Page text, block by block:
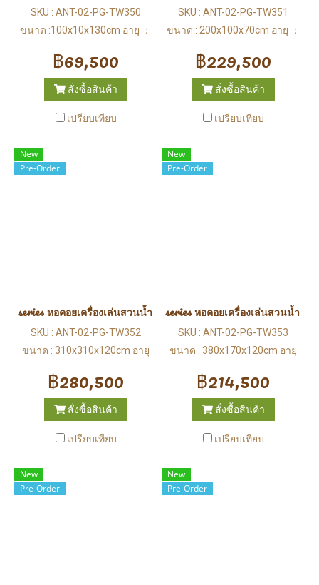
SKU : ANT-02-PG-TW350
ขนาด :100x10x130cm อายุ ：
฿69,500
สั่งซื้อสินค้า
เปรียบเทียบ
SKU : ANT-02-PG-TW351
ขนาด : 200x100x70cm อายุ ：
฿229,500
สั่งซื้อสินค้า
เปรียบเทียบ
New
Pre-Order
series หอคอยเครื่องเล่นสวนน้ำ (Water Park)
SKU : ANT-02-PG-TW352
ขนาด : 310x310x120cm อายุ
฿280,500
สั่งซื้อสินค้า
เปรียบเทียบ
New
Pre-Order
series หอคอยเครื่องเล่นสวนน้ำ
SKU : ANT-02-PG-TW353
ขนาด : 380x170x120cm อายุ
฿214,500
สั่งซื้อสินค้า
เปรียบเทียบ
New
Pre-Order
New
Pre-Order